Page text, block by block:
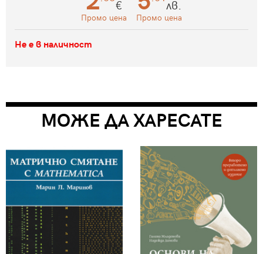
€
Промо цена
лв.
Промо цена
Не е в наличност
МОЖЕ ДА ХАРЕСАТЕ